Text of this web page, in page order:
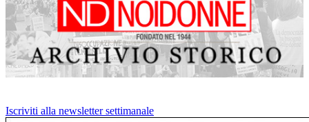
Iscriviti alla newsletter settimanale